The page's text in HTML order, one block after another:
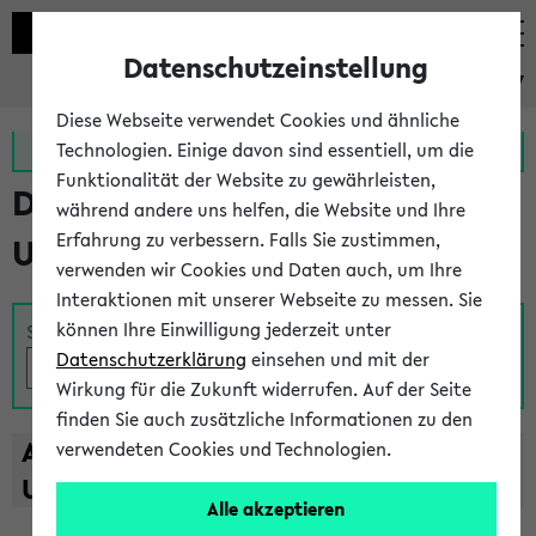
eKVV
Zur MeineUni App Zum MeineUni Portal
Das Lehrangebot der
Universität Bielefeld
Suche
A B C D E F G H I J K L M N O
U
V W X Y
Z
Datenschutzeinstellung
Diese Webseite verwendet Cookies und ähnliche
Technologien. Einige davon sind essentiell, um die
Funktionalität der Website zu gewährleisten,
während andere uns helfen, die Website und Ihre
Erfahrung zu verbessern. Falls Sie zustimmen,
verwenden wir Cookies und Daten auch, um Ihre
Interaktionen mit unserer Webseite zu messen. Sie
können Ihre Einwilligung jederzeit unter
Datenschutzerklärung einsehen und mit der
Wirkung für die Zukunft widerrufen. Auf der Seite
finden Sie auch zusätzliche Informationen zu den
verwendeten Cookies und Technologien.
Alle akzeptieren